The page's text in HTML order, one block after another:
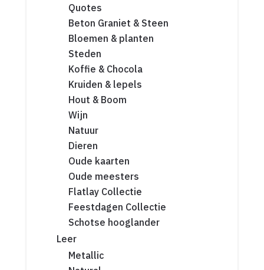
Quotes
Beton Graniet & Steen
Bloemen & planten
Steden
Koffie & Chocola
Kruiden & lepels
Hout & Boom
Wijn
Natuur
Dieren
Oude kaarten
Oude meesters
Flatlay Collectie
Feestdagen Collectie
Schotse hooglander
Leer
Metallic